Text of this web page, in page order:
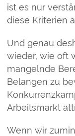
ist es nur
diese Kriterien
Und genau
wieder, wie oft
mangelnde
Belangen zu
Arbeitsmarkt
Wenn wir